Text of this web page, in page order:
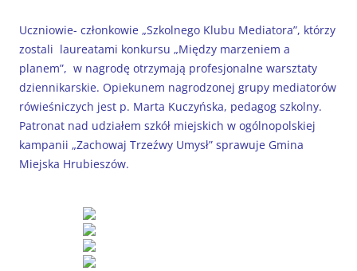
Uczniowie- członkowie „Szkolnego Klubu Mediatora”, którzy
zostali laureatami konkursu „Między marzeniem a
planem”, w nagrodę otrzymają profesjonalne warsztaty
dziennikarskie. Opiekunem nagrodzonej grupy mediatorów
rówieśniczych jest p. Marta Kuczyńska, pedagog szkolny.
Patronat nad udziałem szkół miejskich w ogólnopolskiej
kampanii „Zachowaj Trzeźwy Umysł” sprawuje Gmina
Miejska Hrubieszów.